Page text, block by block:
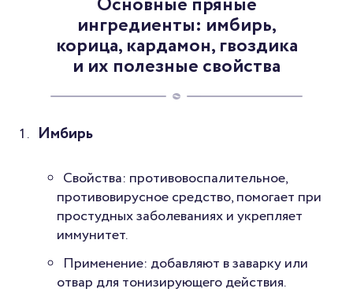
ингредиенты: имбирь,
корица, кардамон, гвоздика
и их полезные свойства
Имбирь
Свойства: противовоспалительное,
противовирусное средство, помогает при
простудных заболеваниях и укрепляет
иммунитет.
Применение: добавляют в заварку или
отвар для тонизирующего действия.